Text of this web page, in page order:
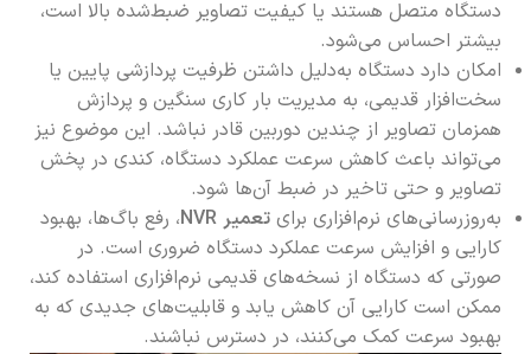
دستگاه متصل هستند یا کیفیت تصاویر ضبط‌شده بالا است،
بیشتر احساس می‌شود.
امکان دارد دستگاه به‌دلیل داشتن ظرفیت پردازشی پایین یا
سخت‌افزار قدیمی، به مدیریت بار کاری سنگین و پردازش
همزمان تصاویر از چندین دوربین قادر نباشد. این موضوع نیز
می‌تواند باعث کاهش سرعت عملکرد دستگاه، کندی در پخش
تصاویر و حتی تاخیر در ضبط آن‌ها شود.
به‌روزرسانی‌های نرم‌افزاری برای تعمیر NVR، رفع باگ‌ها، بهبود
کارایی و افزایش سرعت عملکرد دستگاه ضروری است. در
صورتی که دستگاه از نسخه‌های قدیمی نرم‌افزاری استفاده کند،
ممکن است کارایی آن کاهش یابد و قابلیت‌های جدیدی که به
بهبود سرعت کمک می‌کنند، در دسترس نباشند.